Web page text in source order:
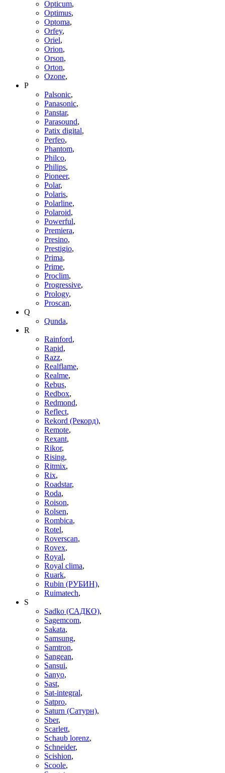
Opticum,
Optimus,
Optoma,
Orfey,
Oriel,
Orion,
Orson,
Orton,
Ozone,
P
Palsonic,
Panasonic,
Panstar,
Parasound,
Patix digital,
Perfeo,
Phantom,
Philco,
Philips,
Pioneer,
Polar,
Polaris,
Polarline,
Polaroid,
Powerful,
Premiera,
Presino,
Prestigio,
Prima,
Prime,
Proclim,
Progressive,
Prology,
Proscan,
Q
Qunda,
R
Rainford,
Rapid,
Razz,
Realflame,
Realme,
Rebus,
Redbox,
Redmond,
Reflect,
Rekord (Рекорд),
Remote,
Rexant,
Rikor,
Rising,
Ritmix,
Rix,
Roadstar,
Roda,
Roison,
Rolsen,
Rombica,
Rotel,
Roverscan,
Rovex,
Royal,
Royal clima,
Ruark,
Rubin (РУБИН),
Ruimatech,
S
Sadko (САДКО),
Sagemcom,
Sakata,
Samsung,
Samtron,
Sangean,
Sansui,
Sanyo,
Sast,
Sat-integral,
Satpro,
Saturn (Сатурн),
Sber,
Scarlett,
Schaub lorenz,
Schneider,
Scishion,
Scoole,